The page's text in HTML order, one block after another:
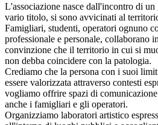
L'associazione nasce dall'incontro di un
vario titolo, si sono avvicinati al
Famigliari, studenti, operatori ognuno
professionale e personale, collaborano
convinzione che il territorio in cui si
non debba coincidere con la patologia.
Crediamo che la persona con i suoi
essere valorizzata attraverso contesti
vogliamo offrire spazi di
anche i famigliari e gli operatori.
Organizziamo laboratori artistico